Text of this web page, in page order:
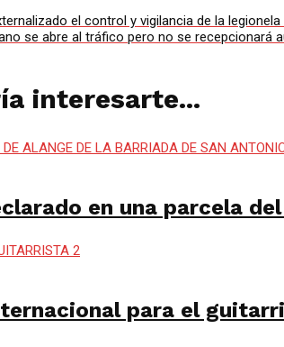
el control y vigilancia de la
se abre al tráfico pero no se recepcionará
interesarte...
en una parcela
para el